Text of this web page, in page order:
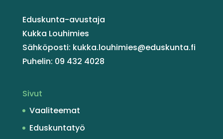
Eduskunta-avustaja
Kukka Louhimies
Sähköposti: kukka.louhimies@eduskunta.fi
Puhelin: 09 432 4028
Sivut
Vaaliteemat
Eduskuntatyö